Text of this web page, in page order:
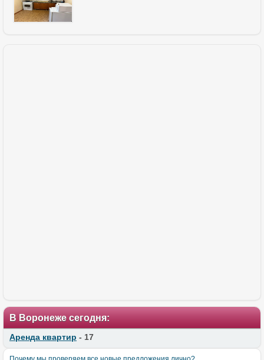
В Воронеже сегодня:
Аренда квартир - 17